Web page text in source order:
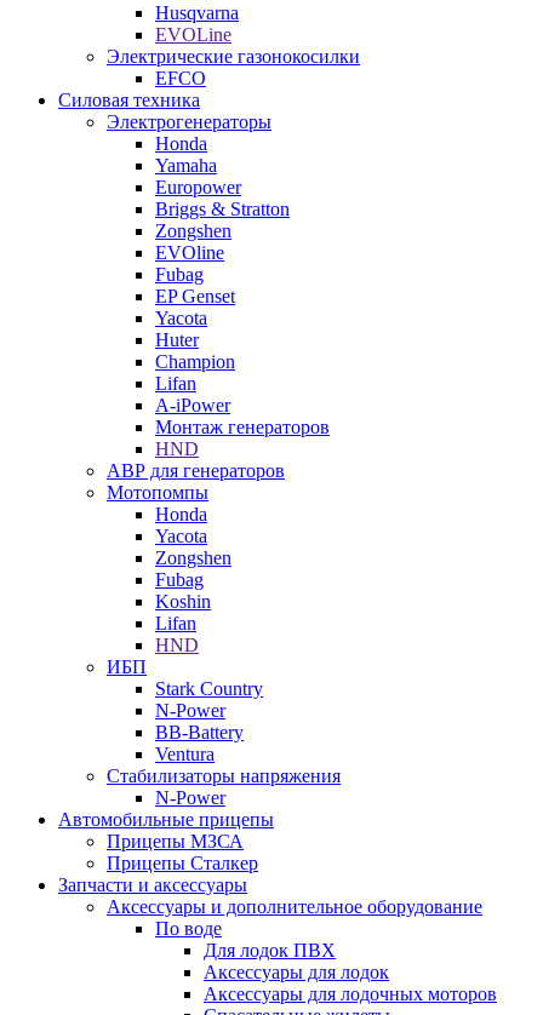
Husqvarna
EVOLine
Электрические газонокосилки
EFCO
Силовая техника
Электрогенераторы
Honda
Yamaha
Europower
Briggs & Stratton
Zongshen
EVOline
Fubag
EP Genset
Yacota
Huter
Champion
Lifan
A-iPower
Монтаж генераторов
HND
АВР для генераторов
Мотопомпы
Honda
Yacota
Zongshen
Fubag
Koshin
Lifan
HND
ИБП
Stark Country
N-Power
BB-Battery
Ventura
Стабилизаторы напряжения
N-Power
Автомобильные прицепы
Прицепы МЗСА
Прицепы Сталкер
Запчасти и аксессуары
Аксессуары и дополнительное оборудование
По воде
Для лодок ПВХ
Аксессуары для лодок
Аксессуары для лодочных моторов